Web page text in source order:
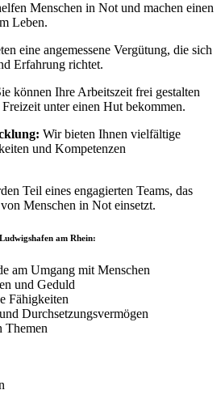
Menschen in Not und machen einen
Leben.
eine angemessene Vergütung, die sich
Erfahrung richtet.
können Ihre Arbeitszeit frei gestalten
unter einen Hut bekommen.
Wir bieten Ihnen vielfältige
und Kompetenzen
Teil eines engagierten Teams, das
Menschen in Not einsetzt.
am Rhein:
am Umgang mit Menschen
und Geduld
Fähigkeiten
Durchsetzungsvermögen
Themen